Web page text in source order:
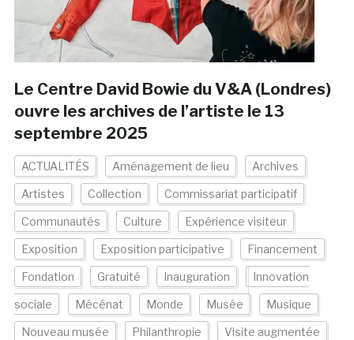
Le Centre David Bowie du V&A (Londres)
ouvre les archives de l’artiste le 13
septembre 2025
ACTUALITÉS Aménagement de lieu Archives
Artistes Collection Commissariat participatif
Communautés Culture Expérience visiteur
Exposition Exposition participative Financement
Fondation Gratuité Inauguration Innovation
sociale Mécénat Monde Musée Musique
Nouveau musée Philanthropie Visite augmentée